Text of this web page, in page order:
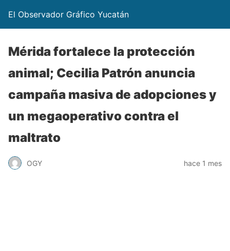
El Observador Gráfico Yucatán
Mérida fortalece la protección
animal; Cecilia Patrón anuncia
campaña masiva de adopciones y
un megaoperativo contra el
maltrato
OGY hace 1 mes